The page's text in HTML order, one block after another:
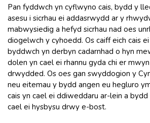
Pan fyddwch yn cyflwyno cais, bydd y
asesu i sicrhau ei addasrwydd ar y
mabwysiedig a hefyd sicrhau nad oes
diogelwch y cyhoedd. Os caiff eich cais
byddwch yn derbyn cadarnhad o hyn
dolen yn cael ei rhannu gyda chi er
drwydded. Os oes gan swyddogion y
neu eitemau y bydd angen eu hegluro
cais yn cael ei ddiweddaru ar-lein a
cael ei hysbysu drwy e-bost.